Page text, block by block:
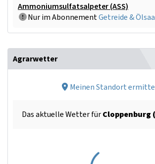
Ammoniumsulfatsalpeter (ASS)
Nur im AbonnementGetreide &
Agrarwetter
Meinen Standort
Das aktuelle Wetter fürCloppenburg